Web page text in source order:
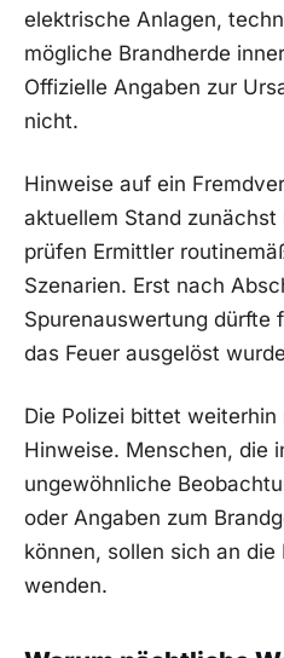
elektrische Anlagen,
mögliche Brandherde
Offizielle Angaben zur
nicht.
Hinweise auf ein
aktuellem Stand
prüfen Ermittler
Szenarien. Erst nach
Spurenauswertung dürfte
das Feuer ausgelöst
Die Polizei bittet
Hinweise. Menschen, die
ungewöhnliche
oder Angaben zum
können, sollen sich an die
wenden.